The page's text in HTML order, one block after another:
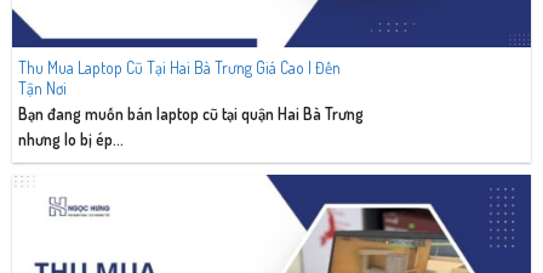
Thu Mua Laptop Cũ Tại Hai Bà Trưng Giá Cao | Đến
Tận Nơi
Bạn đang muốn bán laptop cũ tại quận Hai Bà Trưng
nhưng lo bị ép...